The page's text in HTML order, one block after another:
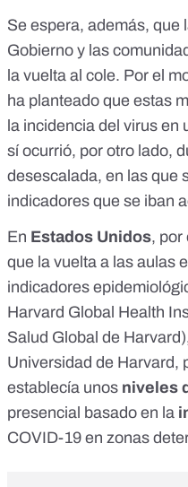
Se espera, además, que
Gobierno y las
la vuelta al cole. Por el
ha planteado que estas
la incidencia del virus
sí ocurrió, por otro lado,
desescalada, en las que
indicadores que se iban
En Estados Unidos, por
que la vuelta a las aulas
indicadores
Harvard Global Health
Salud Global de
Universidad de Harvard,
establecía unos niveles
presencial basado en la
COVID-19 en zonas